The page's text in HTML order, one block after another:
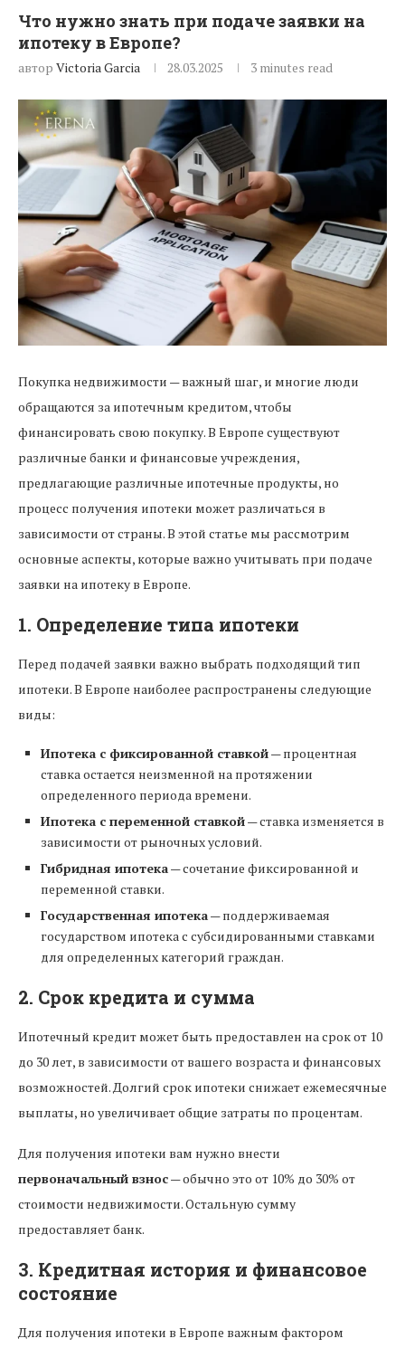
Что нужно знать при подаче заявки на
ипотеку в Европе?
автор Victoria Garcia 28.03.2025 3 minutes read
Покупка недвижимости — важный шаг, и многие люди
обращаются за ипотечным кредитом, чтобы
финансировать свою покупку. В Европе существуют
различные банки и финансовые учреждения,
предлагающие различные ипотечные продукты, но
процесс получения ипотеки может различаться в
зависимости от страны. В этой статье мы рассмотрим
основные аспекты, которые важно учитывать при подаче
заявки на ипотеку в Европе.
1. Определение типа ипотеки
Перед подачей заявки важно выбрать подходящий тип
ипотеки. В Европе наиболее распространены следующие
виды:
Ипотека с фиксированной ставкой— процентная
ставка остается неизменной на протяжении
определенного периода времени.
Ипотека с переменной ставкой— ставка изменяется в
зависимости от рыночных условий.
Гибридная ипотека— сочетание фиксированной и
переменной ставки.
Государственная ипотека— поддерживаемая
государством ипотека с субсидированными ставками
для определенных категорий граждан.
2. Срок кредита и сумма
Ипотечный кредит может быть предоставлен на срок от 10
до 30 лет, в зависимости от вашего возраста и финансовых
возможностей. Долгий срок ипотеки снижает ежемесячные
выплаты, но увеличивает общие затраты по процентам.
Для получения ипотеки вам нужно внести
первоначальный взнос— обычно это от 10% до 30% от
стоимости недвижимости. Остальную сумму
предоставляет банк.
3. Кредитная история и финансовое
состояние
Для получения ипотеки в Европе важным фактором